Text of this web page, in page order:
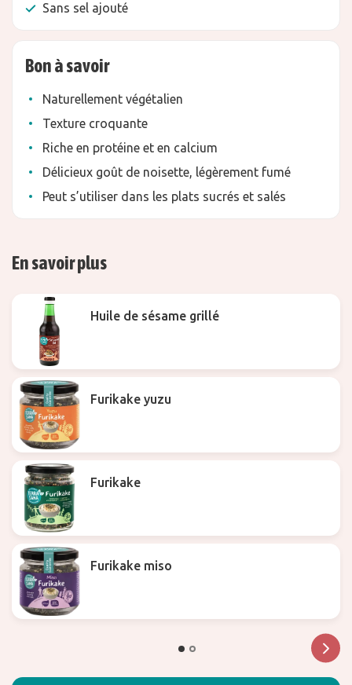
Sans sel ajouté
Bon à savoir
Naturellement végétalien
Texture croquante
Riche en protéine et en calcium
Délicieux goût de noisette, légèrement fumé
Peut s’utiliser dans les plats sucrés et salés
En savoir plus
Huile de sésame grillé
Furikake yuzu
Furikake
Furikake miso